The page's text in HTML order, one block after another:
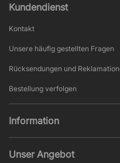
Kundendienst
Kontakt
Unsere häufig gestellten Fragen
Rücksendungen und
Bestellung verfolgen
Information
Unser Angebot